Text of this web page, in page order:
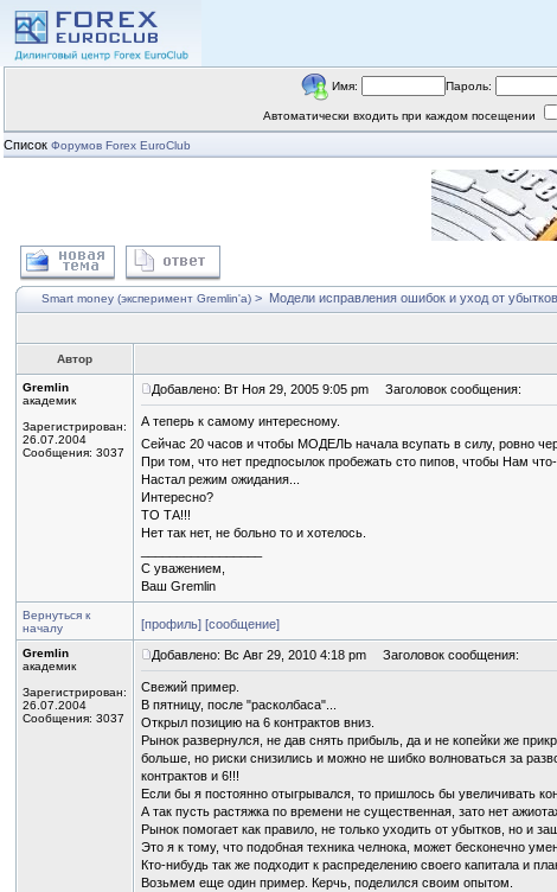
Имя: Пароль:
Автоматически входить при каждом посещении
Список Форумов Forex EuroClub
Smart money (эксперимент Gremlin'a) > Модели исправления ошибок и уход от убытков
Автор
Gremlin
академик
Зарегистрирован:
26.07.2004
Сообщения: 3037
Добавлено: Вт Ноя 29, 2005 9:05 pm Заголовок сообщения:
А теперь к самому интересному.
Сейчас 20 часов и чтобы МОДЕЛЬ начала всупать в силу, ровно
При том, что нет предпосылок пробежать сто пипов, чтобы Нам что-
Настал режим ожидания...
Интересно?
ТО ТА!!!
Нет так нет, не больно то и хотелось.
С уважением,
Ваш Gremlin
Вернуться к
началу
[профиль] [сообщение]
Gremlin
академик
Зарегистрирован:
26.07.2004
Сообщения: 3037
Добавлено: Вс Авг 29, 2010 4:18 pm Заголовок сообщения:
Свежий пример.
В пятницу, после "расколбаса"...
Открыл позицию на 6 контрактов вниз.
Рынок развернулся, не дав снять прибыль, да и не копейки же
больше, но риски снизились и можно не шибко волноваться за
контрактов и 6!!!
Если бы я постоянно отыгрывался, то пришлось бы увеличивать
А так пусть растяжка по времени не существенная, зато нет
Рынок помогает как правило, не только уходить от убытков, но и
Это я к тому, что подобная техника челнока, может бесконечно
Кто-нибудь так же подходит к распределению своего капитала и
Возьмем еще один пример. Керчь, поделился своим опытом.